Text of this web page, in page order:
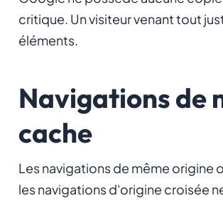
critique. Un visiteur venant tout
éléments.
Navigations de
cache
Les navigations de même origine
les navigations d'origine croisée